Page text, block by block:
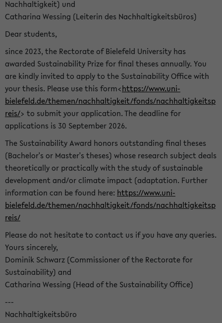
Nachhaltigkeit) und
Catharina Wessing (Leiterin des Nachhaltigkeitsbüros)
Dear students,
since 2023, the Rectorate of Bielefeld University has
awarded Sustainability Prize for final theses annually. You
are kindly invited to apply to the Sustainability Office with
your thesis. Please use this form<https://www.uni-
bielefeld.de/themen/nachhaltigkeit/fonds/nachhaltigkeitsp
reis/> to submit your application. The deadline for
applications is 30 September 2026.
The Sustainability Award honors outstanding final theses
(Bachelor's or Master's theses) whose research subject deals
theoretically or practically with the study of sustainable
development and/or climate impact (adaptation. Further
information can be found here: https://www.uni-
bielefeld.de/themen/nachhaltigkeit/fonds/nachhaltigkeitsp
reis/
Please do not hesitate to contact us if you have any queries.
Yours sincerely,
Dominik Schwarz (Commissioner of the Rectorate for
Sustainability) and
Catharina Wessing (Head of the Sustainability Office)
---
Nachhaltigkeitsbüro